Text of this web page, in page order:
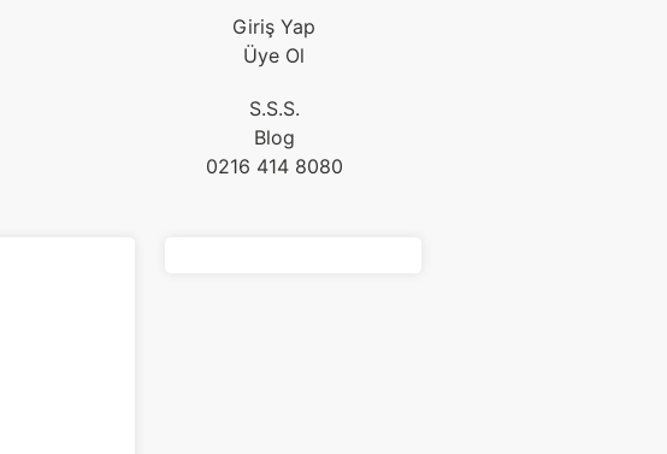
Giriş Yap
Üye Ol
S.S.S.
Blog
0216 414 8080